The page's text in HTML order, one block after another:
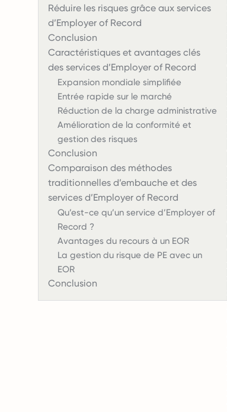
Réduire les risques grâce aux services
d’Employer of Record
Conclusion
Caractéristiques et avantages clés
des services d’Employer of Record
Expansion mondiale simplifiée
Entrée rapide sur le marché
Réduction de la charge administrative
Amélioration de la conformité et
gestion des risques
Conclusion
Comparaison des méthodes
traditionnelles d’embauche et des
services d’Employer of Record
Qu’est-ce qu’un service d’Employer of
Record ?
Avantages du recours à un EOR
La gestion du risque de PE avec un
EOR
Conclusion